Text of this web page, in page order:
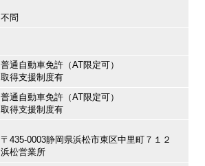
不問
普通自動車免許（AT限定可）
取得支援制度有
普通自動車免許（AT限定可）
取得支援制度有
〒435-0003静岡県浜松市東区中里町７１２
浜松営業所